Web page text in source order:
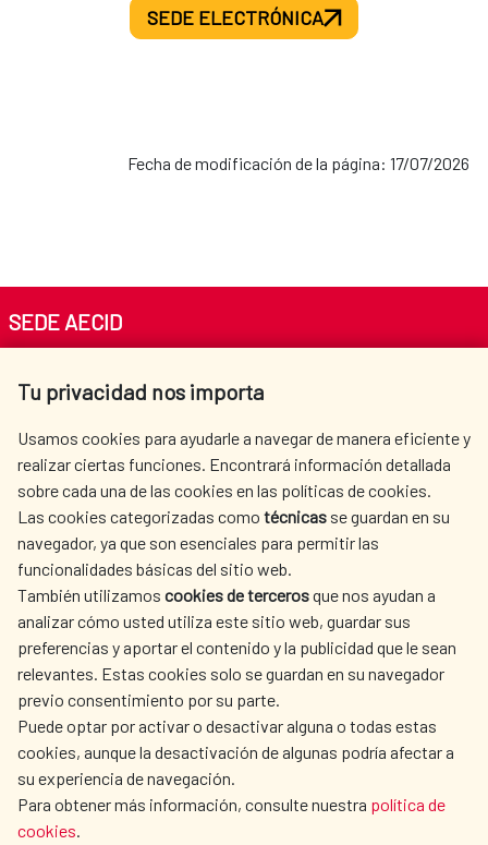
SEDE ELECTRÓNICA
Fecha de modificación de la página: 17/07/2026
Tu privacidad nos importa
Usamos cookies para ayudarle a navegar de manera eficiente y
realizar ciertas funciones. Encontrará información detallada
sobre cada una de las cookies en las políticas de cookies.
Las cookies categorizadas como técnicas se guardan en su
navegador, ya que son esenciales para permitir las
funcionalidades básicas del sitio web.
También utilizamos cookies de tercerosque nos ayudan a
analizar cómo usted utiliza este sitio web, guardar sus
preferencias y aportar el contenido y la publicidad que le sean
relevantes. Estas cookies solo se guardan en su navegador
previo consentimiento por su parte.
Puede optar por activar o desactivar alguna o todas estas
cookies, aunque la desactivación de algunas podría afectar a
su experiencia de navegación.
Para obtener más información, consulte nuestra política de
cookies.
SEDE AECID
Tel. +34 900 20 30 54​​​​​​​
AECID
WHERE DO WE COOPERATE?
SPANISH HUMANITARIAN
ACTION
PRESS ROOM
CULTURE AND SCIENCE LIBRARY
OUR SOCIAL MEDIA